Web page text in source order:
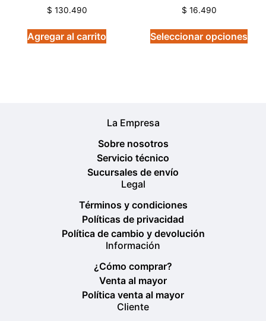
$ 130.490
Agregar al carrito
$ 16.490
Seleccionar opciones
La Empresa
Sobre nosotros
Servicio técnico
Sucursales de envío
Legal
Términos y condiciones
Políticas de privacidad
Política de cambio y devolución
Información
¿Cómo comprar?
Venta al mayor
Política venta al mayor
Cliente